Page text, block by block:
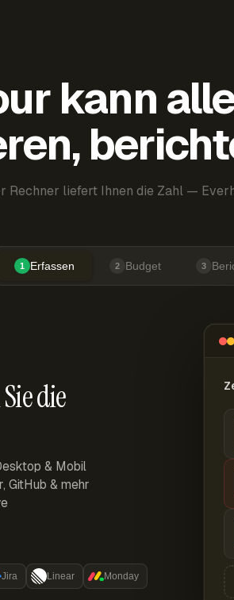
kann
Rechner liefert Ihnen die Zahl —
1 Erfassen 2 Budget 3
die
& Mobil
GitHub & mehr
Jira Linear Monday